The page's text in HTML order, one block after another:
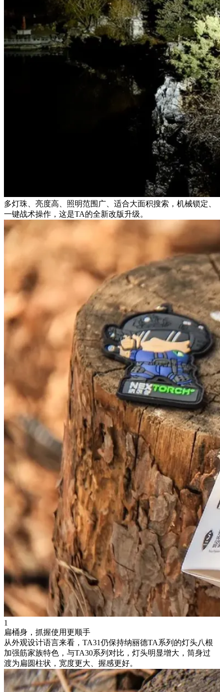
多灯珠、亮度高、照明范围广、适合大面积搜索，机械锁定、
一键战术操作，这是TA的全新改版升级。
1
扁桶身，抓握使用更顺手
从外观设计语言来看，TA31仍保持纳丽德TA系列的灯头八根
加强筋家族特色，与TA30系列对比，灯头明显增大，筒身过
渡为扁圆柱状，宽度更大、握感更好。